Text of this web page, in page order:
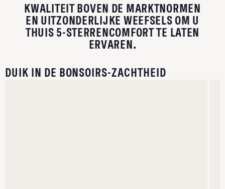
KWALITEIT BOVEN DE MARKTNORMEN
EN UITZONDERLIJKE WEEFSELS OM U
THUIS 5-STERRENCOMFORT TE LATEN
ERVAREN.
DUIK IN DE BONSOIRS-ZACHTHEID